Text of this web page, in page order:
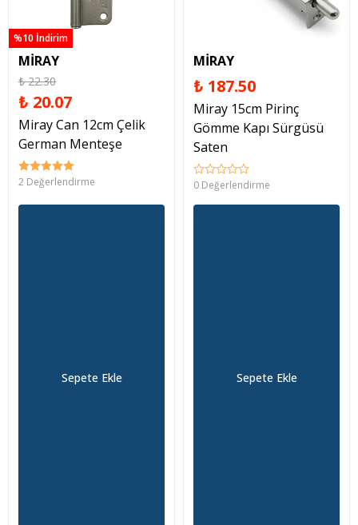
%10 İndirim
MİRAY
₺ 22.30
₺ 20.07
Miray Can 12cm Çelik
German Menteşe
2 Değerlendirme
Sepete Ekle
MİRAY
₺ 187.50
Miray 15cm Pirinç
Gömme Kapı Sürgüsü
Saten
0 Değerlendirme
Sepete Ekle